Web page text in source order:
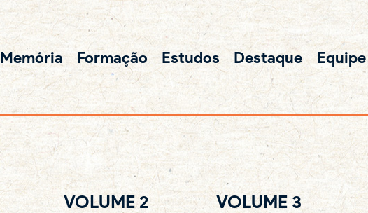
Memória Formação Estudos Destaque Equipe
VOLUME 2 VOLUME 3